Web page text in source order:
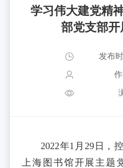
学习伟大建党精
部党支部
发布
2022年1月29日，
上海图书馆开展主题